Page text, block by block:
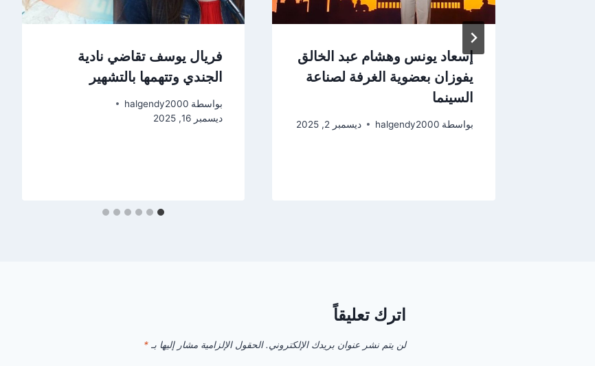
إسعاد يونس وهشام عبد الخالق
يفوزان بعضوية الغرفة لصناعة
السينما
بواسطة halgendy2000 ديسمبر 2, 2025
فريال يوسف تقاضي نادية
الجندي وتتهمها بالتشهير
بواسطة halgendy2000
ديسمبر 16, 2025
اترك تعليقاً
لن يتم نشر عنوان بريدك الإلكتروني. الحقول الإلزامية مشار إليها بـ *